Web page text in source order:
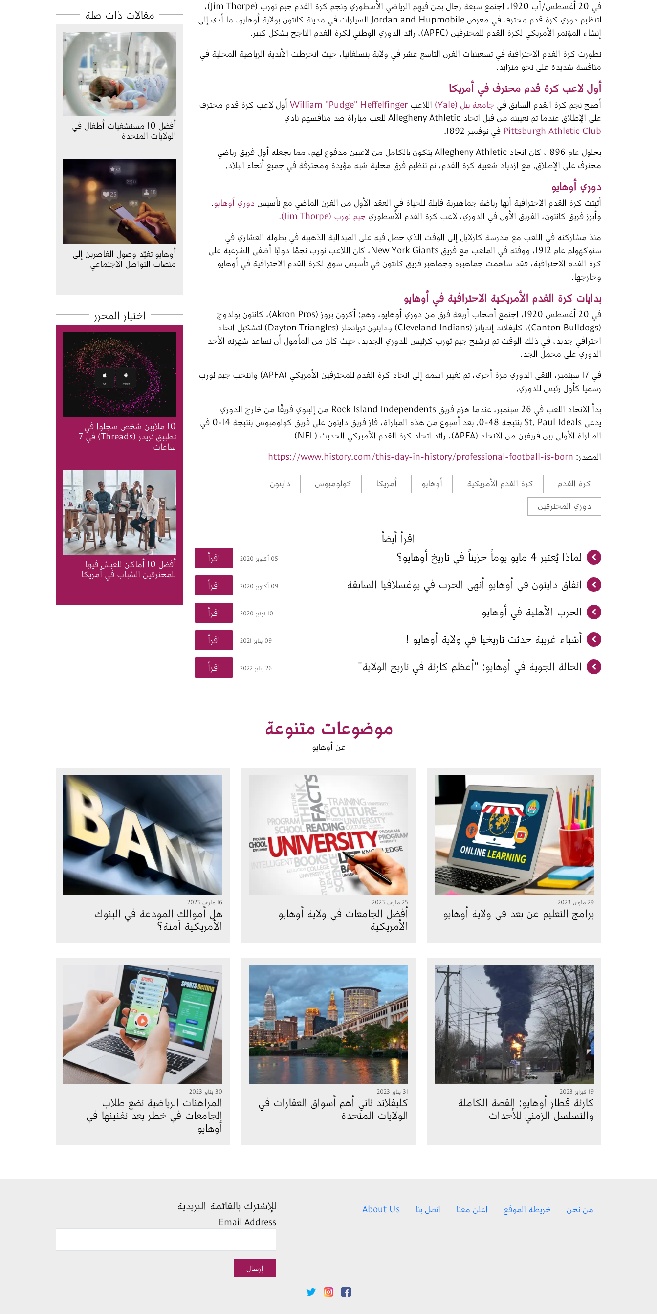
في 20 أغسطس/آب 1920، اجتمع سبعة رجال بمن فيهم الرياضي الأسطوري ونجم كرة القدم جيم ثورب (Jim Thorpe)،
لتنظيم دوري كرة قدم محترف في معرض Jordan and Hupmobile للسيارات في مدينة كانتون بولاية أوهايو، ما أدى إلى
إنشاء المؤتمر الأمريكي لكرة القدم للمحترفين (APFC)، رائد الدوري الوطني لكرة القدم الناجح بشكل كبير.
تطورت كرة القدم الاحترافية في تسعينيات القرن التاسع عشر في ولاية بنسلفانيا، حيث انخرطت الأندية الرياضية المحلية في
منافسة شديدة على نحو متزايد.
أول لاعب كرة قدم محترف في أمريكا
أصبح نجم كرة القدم السابق في جامعة ييل (Yale) اللاعب William "Pudge" Heffelfinger أول لاعب كرة قدم محترف
على الإطلاق عندما تم تعيينه من قبل اتحاد Allegheny Athletic للعب مباراة ضد منافسهم نادي
Pittsburgh Athletic Club في نوفمبر 1892.
بحلول عام 1896، كان اتحاد Allegheny Athletic يتكون بالكامل من لاعبين مدفوع لهم، مما يجعله أول فريق رياضي
محترف على الإطلاق. مع ازدياد شعبية كرة القدم، تم تنظيم فرق محلية شبه مؤيدة ومحترفة في جميع أنحاء البلاد.
دوري أوهايو
أثبتت كرة القدم الاحترافية أنها رياضة جماهيرية قابلة للحياة في العقد الأول من القرن الماضي مع تأسيس دوري أوهايو.
وأبرز فريق كانتون، الفريق الأول في الدوري، لاعب كرة القدم الأسطوري جيم ثورب (Jim Thorpe)
.
منذ مشاركته في اللعب مع مدرسة كارلايل إلى الوقت الذي حصل فيه على الميدالية الذهبية في بطولة العشاري في
ستوكهولم عام 1912، ووقته في الملعب مع فريق New York Giants، كان اللاعب ثورب نجمًا دوليًا أضفى الشرعية على
كرة القدم الاحترافية، فقد ساهمت جماهيره وجماهير فريق كانتون في تأسيس سوق لكرة القدم الاحترافية في أوهايو
وخارجها.
بدايات كرة القدم الأمريكية الاحترافية في أوهايو
في 20 أغسطس 1920، اجتمع أصحاب أربعة فرق من دوري أوهايو، وهم: أكرون بروز (Akron Pros)، كانتون بولدوج
(Canton Bulldogs)، كليفلاند إنديانز (Cleveland Indians) ودايتون تريانجلز (Dayton Triangles) لتشكيل اتحاد
احترافي جديد، في ذلك الوقت تم ترشيح جيم ثورب كرئيس للدوري الجديد، حيث كان من المأمول أن تساعد شهرته الأخذ
الدوري على محمل الجد.
في 17 سبتمبر، التقى الدوري مرة أخرى، تم تغيير اسمه إلى اتحاد كرة القدم للمحترفين الأمريكي (APFA) وانتخب جيم ثورب
رسميا كأول رئيس للدوري.
بدأ الاتحاد اللعب في 26 سبتمبر، عندما هزم فريق Rock Island Independents من إلينوي فريقًا من خارج الدوري
يدعى St. Paul Ideals بنتيجة 48-0. بعد أسبوع من هذه المباراة، فاز فريق دايتون على فريق كولومبوس بنتيجة 14-0 في
المباراة الأولى بين فريقين من الاتحاد (APFA)، رائد اتحاد كرة القدم الأميركي الحديث (NFL).
المصدر: https://www.history.com/this-day-in-history/professional-football-is-born
كرة القدم كرة القدم الأمريكية أوهايو أمريكا كولومبوس دايتون
دوري المحترفين
اقرأ أيضاً
لماذا يُعتبر 4 مايو يوماً حزيناً في تاريخ أوهايو؟
05 أكتوبر 2020 اقرأ
اتفاق دايتون في أوهايو أنهى الحرب في يوغسلافيا السابقة 09 أكتوبر 2020 اقرأ
الحرب الأهلية في أوهايو 10 نونبر 2020 اقرأ
أشياء غريبة حدثت تاريخيا في ولاية أوهايو ! 09 يناير 2021 اقرأ
الحالة الجوية في أوهايو: "أعظم كارثة في تاريخ الولاية" 26 يناير 2022 اقرأ
مقالات ذات صلة
أفضل 10 مستشفيات أطفال في
الولايات المتحدة
أوهايو تقيّد وصول القاصرين إلى
منصات التواصل الاجتماعي
اختيار المحرر
10 ملايين شخص سجلوا في
تطبيق ثريدز (Threads) في 7
ساعات
أفضل 10 أماكن للعيش فيها
للمحترفين الشباب في أمريكا
موضوعات متنوعة
عن أوهايو
الصورة
29 مارس 2023
برامج التعليم عن بعد في ولاية أوهايو
25 مارس 2023
أفضل الجامعات في ولاية أوهايو
الأمريكية
الصورة
16 مارس 2023
هل أموالك المودعة في البنوك
الأمريكية آمنة؟
الصورة
19 فبراير 2023
كارثة قطار أوهايو: القصة الكاملة
والتسلسل الزمني للأحداث
الصورة
31 يناير 2023
كليفلاند ثاني أهم أسواق العقارات في
الولايات المتحدة
الصورة
30 يناير 2023
المراهنات الرياضية تضع طلاب
الجامعات في خطر بعد تقنينها في
أوهايو
Footer menu
من نحن خريطة الموقع اعلن معنا اتصل بنا About Us للإشترك بالقائمة البريدية
Email Address
إرسال
Social Media